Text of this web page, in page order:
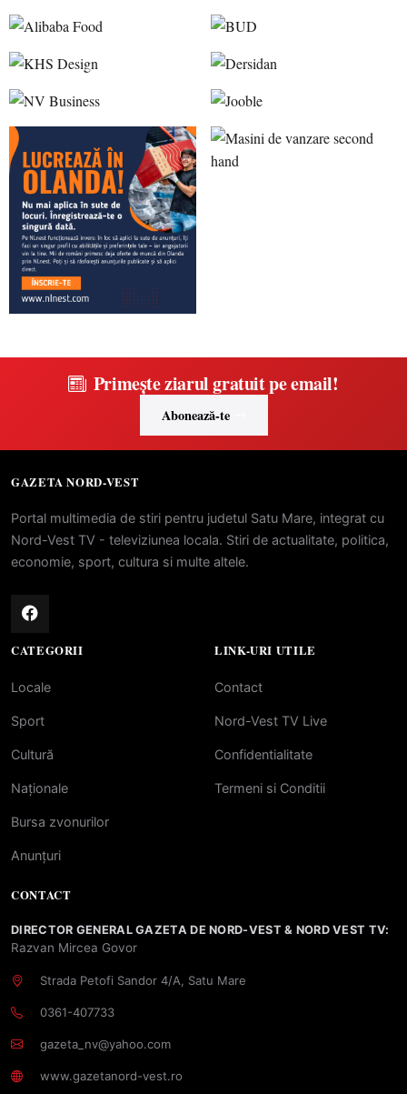
Primește ziarul gratuit pe email!
Abonează-te
GAZETA NORD-VEST
Portal multimedia de stiri pentru judetul Satu Mare, integrat cu
Nord-Vest TV - televiziunea locala. Stiri de actualitate, politica,
economie, sport, cultura si multe altele.
CATEGORII
Locale
Sport
Cultură
Naționale
Bursa zvonurilor
Anunțuri
LINK-URI UTILE
Contact
Nord-Vest TV Live
Confidentialitate
Termeni si Conditii
CONTACT
DIRECTOR GENERAL GAZETA DE NORD-VEST & NORD VEST TV:
Razvan Mircea Govor
Strada Petofi Sandor 4/A, Satu Mare
0361-407733
gazeta_nv@yahoo.com
www.gazetanord-vest.ro